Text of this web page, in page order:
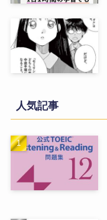
人気記事